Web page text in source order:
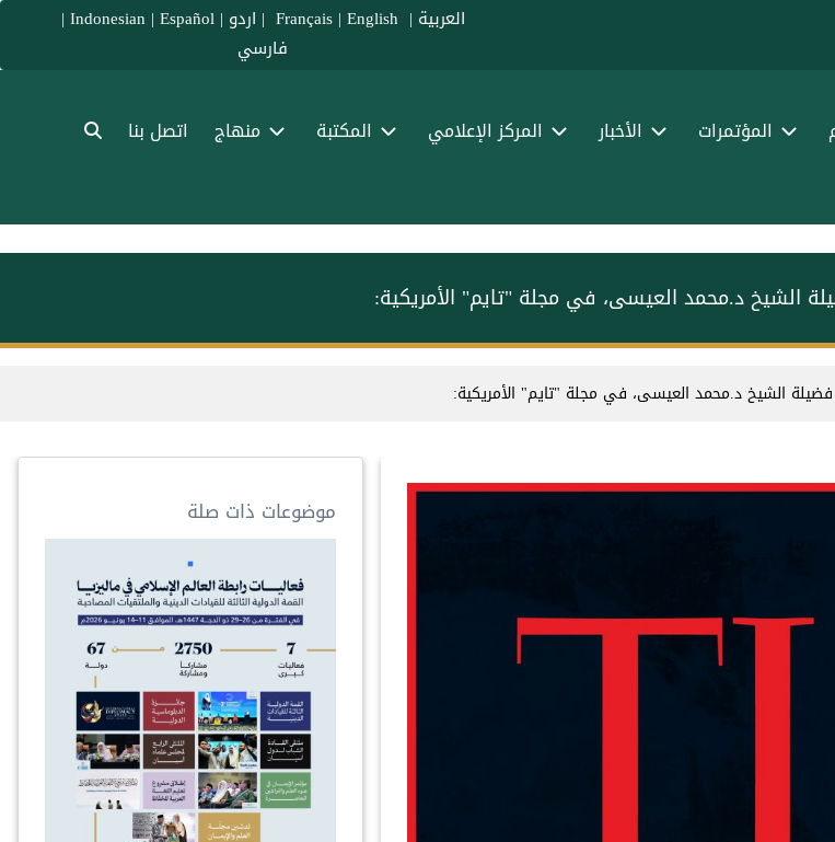
العربية |
Français
| English
| اردو |
Indonesian | Español
|
فارسي
المؤتمرات الأخبار المركز الإعلامي المكتبة منهاج اتصل بنا
الشيخ د.⁧‫محمد العيسى‬⁩‬⁩، في مجلة "تايم" الأمريكية:
الشيخ د.⁧‫محمد العيسى‬⁩‬⁩، في مجلة "تايم" الأمريكية:
موضوعات ذات صلة